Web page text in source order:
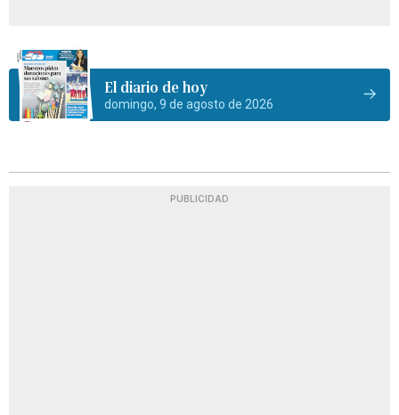
El diario de hoy
domingo, 9 de agosto de 2026
PUBLICIDAD